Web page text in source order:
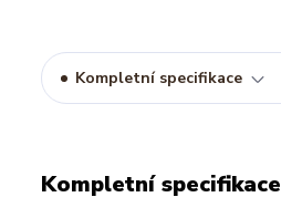
Kompletní specifikace
Kompletní specifikace